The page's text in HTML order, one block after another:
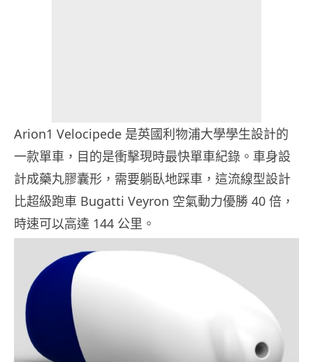
Arion1 Velocipede 是英國利物浦大學學生設計的
一款單車，目的是衝擊現時最快單車紀錄。車身設
計成藥丸膠囊形，需要躺臥地踩車，這流線型設計
比超級跑車 Bugatti Veyron 空氣動力優勝 40 倍，
時速可以高達 144 公里。